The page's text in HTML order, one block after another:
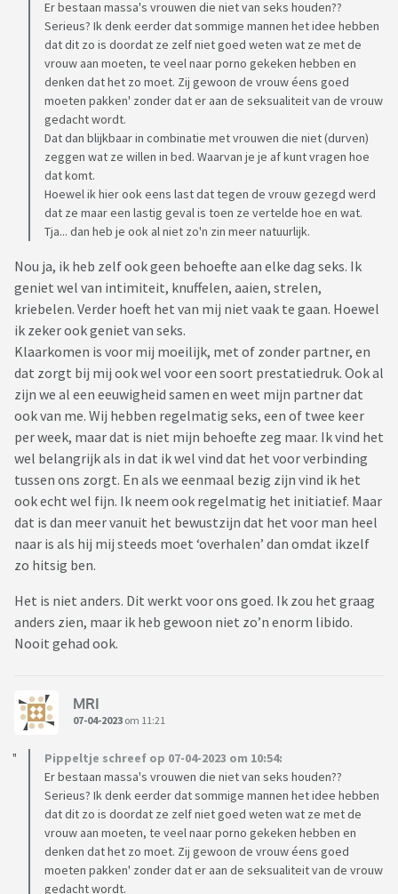
Er bestaan massa's vrouwen die niet van seks houden??
Serieus? Ik denk eerder dat sommige mannen het idee hebben
dat dit zo is doordat ze zelf niet goed weten wat ze met de
vrouw aan moeten, te veel naar porno gekeken hebben en
denken dat het zo moet. Zij gewoon de vrouw éens goed
moeten pakken' zonder dat er aan de seksualiteit van de vrouw
gedacht wordt.
Dat dan blijkbaar in combinatie met vrouwen die niet (durven)
zeggen wat ze willen in bed. Waarvan je je af kunt vragen hoe
dat komt.
Hoewel ik hier ook eens last dat tegen de vrouw gezegd werd
dat ze maar een lastig geval is toen ze vertelde hoe en wat.
Tja... dan heb je ook al niet zo'n zin meer natuurlijk.
Nou ja, ik heb zelf ook geen behoefte aan elke dag seks. Ik
geniet wel van intimiteit, knuffelen, aaien, strelen,
kriebelen. Verder hoeft het van mij niet vaak te gaan. Hoewel
ik zeker ook geniet van seks.
Klaarkomen is voor mij moeilijk, met of zonder partner, en
dat zorgt bij mij ook wel voor een soort prestatiedruk. Ook al
zijn we al een eeuwigheid samen en weet mijn partner dat
ook van me. Wij hebben regelmatig seks, een of twee keer
per week, maar dat is niet mijn behoefte zeg maar. Ik vind het
wel belangrijk als in dat ik wel vind dat het voor verbinding
tussen ons zorgt. En als we eenmaal bezig zijn vind ik het
ook echt wel fijn. Ik neem ook regelmatig het initiatief. Maar
dat is dan meer vanuit het bewustzijn dat het voor man heel
naar is als hij mij steeds moet ‘overhalen’ dan omdat ikzelf
zo hitsig ben.
Het is niet anders. Dit werkt voor ons goed. Ik zou het graag
anders zien, maar ik heb gewoon niet zo’n enorm libido.
Nooit gehad ook.
MRI
07-04-2023 om 11:21
Pippeltje schreef op 07-04-2023 om 10:54:
Er bestaan massa's vrouwen die niet van seks houden??
Serieus? Ik denk eerder dat sommige mannen het idee hebben
dat dit zo is doordat ze zelf niet goed weten wat ze met de
vrouw aan moeten, te veel naar porno gekeken hebben en
denken dat het zo moet. Zij gewoon de vrouw éens goed
moeten pakken' zonder dat er aan de seksualiteit van de vrouw
gedacht wordt.